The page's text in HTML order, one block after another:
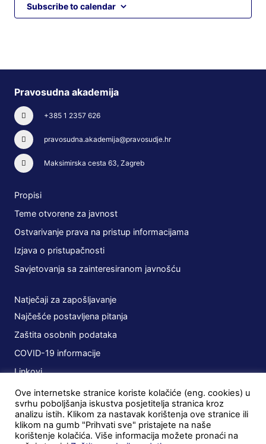
Subscribe to calendar
Pravosudna akademija
+385 1 2357 626
pravosudna.akademija@pravosudje.hr
Maksimirska cesta 63, Zagreb
Propisi
Teme otvorene za javnost
Ostvarivanje prava na pristup informacijama
Izjava o pristupačnosti
Savjetovanja sa zainteresiranom javnošću
Natječaji za zapošljavanje
Najčešće postavljena pitanja
Zaštita osobnih podataka
COVID-19 informacije
Linkovi
Planovi
Javna nabava
Ugovori
Ove internetske stranice koriste kolačiće (eng. cookies) u
svrhu poboljšanja iskustva posjetitelja stranica kroz
analizu istih. Klikom za nastavak korištenja ove stranice ili
klikom na gumb "Prihvati sve" pristajete na naše
korištenje kolačića. Više informacija možete pronaći na